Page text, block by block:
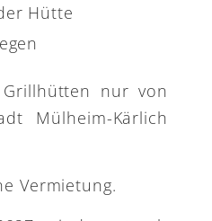
Hütte
nur von
Mülheim-Kärlich
Vermietung.